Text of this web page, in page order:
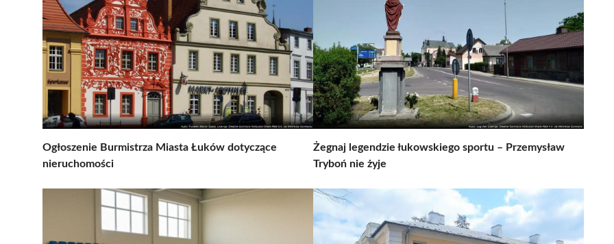
Ogłoszenie Burmistrza Miasta Łuków dotyczące
nieruchomości
Żegnaj legendzie łukowskiego sportu – Przemysław
Tryboń nie żyje